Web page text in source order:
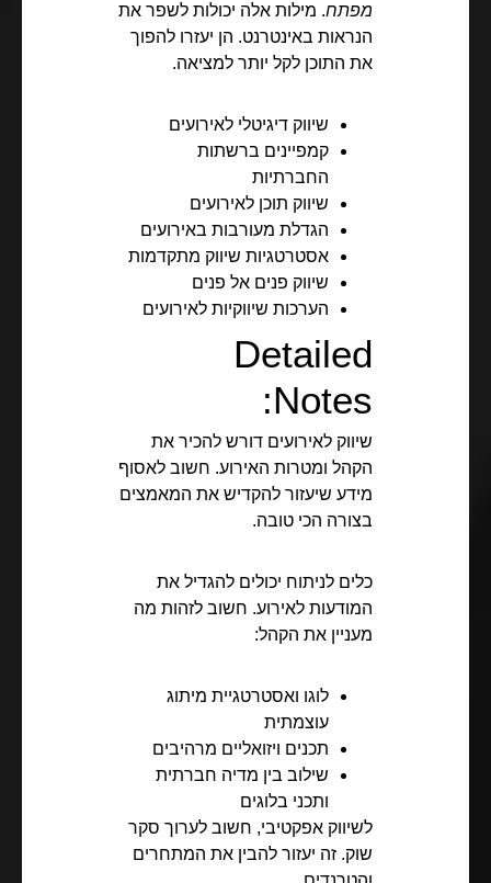
מפתח. מילות אלה יכולות לשפר את
הנראות באינטרנט. הן יעזרו להפוך
את התוכן לקל יותר למציאה.
שיווק דיגיטלי לאירועים
קמפיינים ברשתות
החברתיות
שיווק תוכן לאירועים
הגדלת מעורבות באירועים
אסטרטגיות שיווק מתקדמות
שיווק פנים אל פנים
הערכות שיווקיות לאירועים
Detailed
Notes:
שיווק לאירועים דורש להכיר את
הקהל ומטרות האירוע. חשוב לאסוף
מידע שיעזור להקדיש את המאמצים
בצורה הכי טובה.
כלים לניתוח יכולים להגדיל את
המודעות לאירוע. חשוב לזהות מה
מעניין את הקהל:
לוגו ואסטרטגיית מיתוג
עוצמתית
תכנים ויזואליים מרהיבים
שילוב בין מדיה חברתית
ותכני בלוגים
לשיווק אפקטיבי, חשוב לערוך סקר
שוק. זה יעזור להבין את המתחרים